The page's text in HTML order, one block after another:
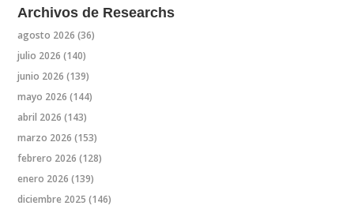
Archivos de Researchs
agosto 2026 (36)
julio 2026 (140)
junio 2026 (139)
mayo 2026 (144)
abril 2026 (143)
marzo 2026 (153)
febrero 2026 (128)
enero 2026 (139)
diciembre 2025 (146)